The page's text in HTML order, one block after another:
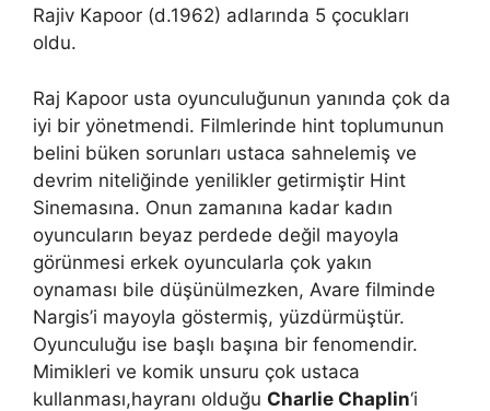
Rajiv Kapoor (d.1962) adlarında 5 çocukları
oldu.
Raj Kapoor usta oyunculuğunun yanında çok da
iyi bir yönetmendi. Filmlerinde hint toplumunun
belini büken sorunları ustaca sahnelemiş ve
devrim niteliğinde yenilikler getirmiştir Hint
Sinemasına. Onun zamanına kadar kadın
oyuncuların beyaz perdede değil mayoyla
görünmesi erkek oyuncularla çok yakın
oynaması bile düşünülmezken, Avare filminde
Nargis’i mayoyla göstermiş, yüzdürmüştür.
Oyunculuğu ise başlı başına bir fenomendir.
Mimikleri ve komik unsuru çok ustaca
kullanması,hayranı olduğu Charlie Chaplin‘i